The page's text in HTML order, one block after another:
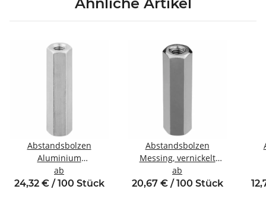
Abstandsbolzen
Aluminium
Innen/Innengewinde M5
SW8
ab
24,32 € / 100 Stück
Abstandsbolzen
Messing, vernickelt
Innen/Innengewinde M5
SW8
ab
20,67 € / 100 Stück